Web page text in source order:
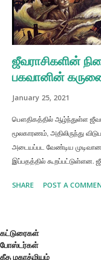
ஜீவராசிகளின்
பகவானின்
January 25, 2021
பௌதிகத்தில் ஆழ்ந்துள்ள
மூலகாரணம், அதிலிருந்து
அடையப்பட வேண்டிய
இப்பதத்தில்
ஆனால் இப்போது அவன் பகிரங்க
ஆன்மீகத் தன்மையைக்
கீழ் பௌதிக துன்பங்களை
SHARE POST A
கட்டுரைகள்
போஸ்டர்கள்
கீத மகாத்மியம்